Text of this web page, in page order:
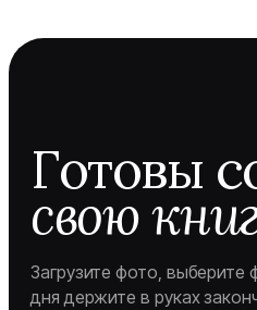
Готовы
свою
Загрузите фото,
дня держите в руках